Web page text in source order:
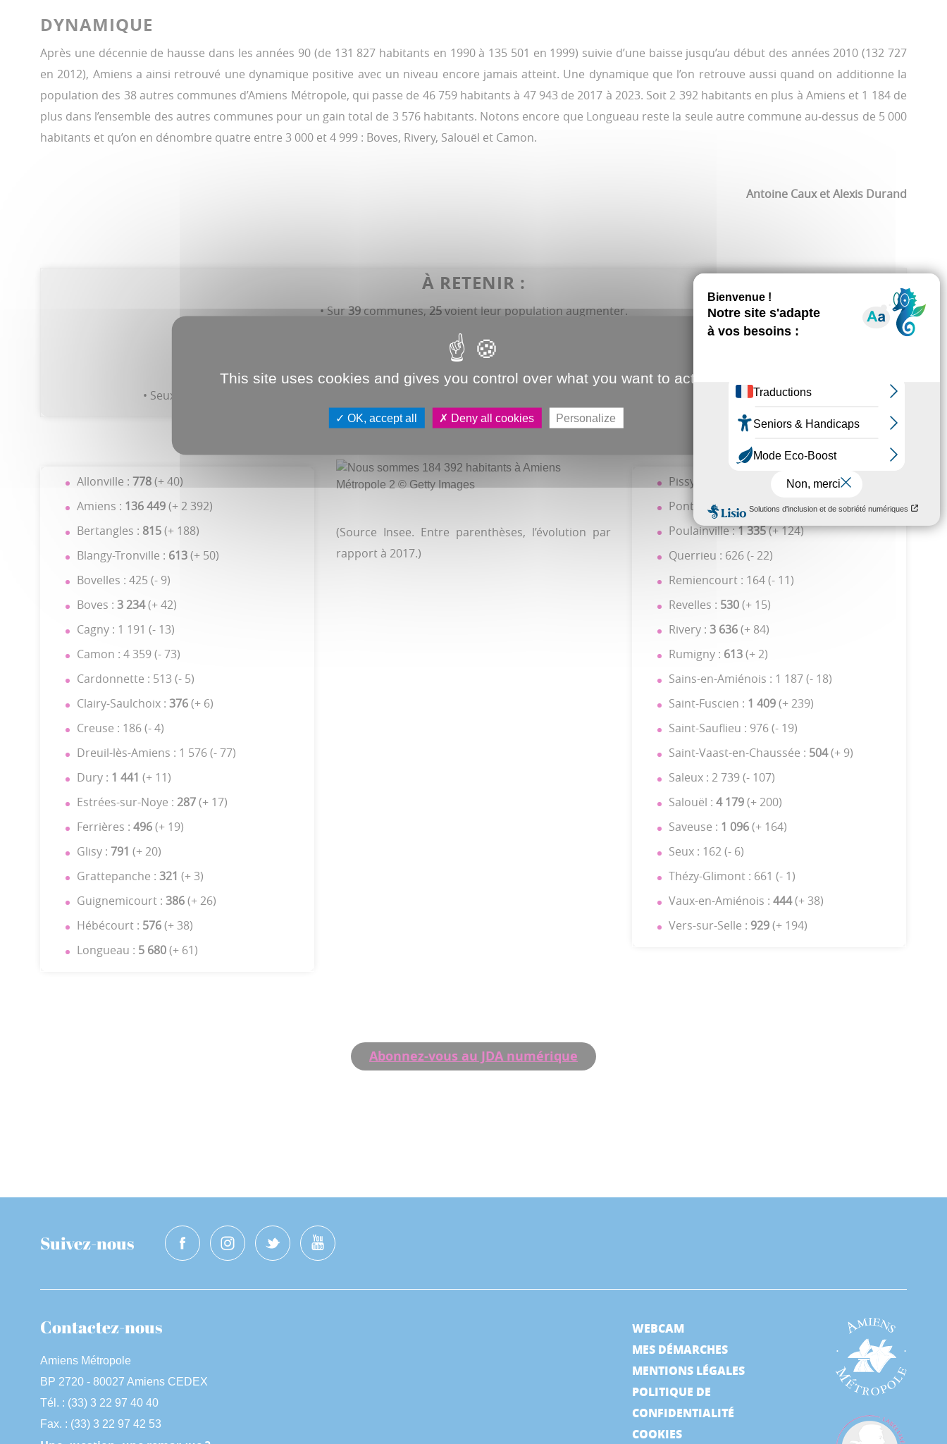
DYNAMIQUE
Après une décennie de hausse dans les années 90 (de 131 827 habitants en 1990 à 135 501 en 1999) suivie d’une baisse jusqu’au début des années 2010 (132 727
en 2012), Amiens a ainsi retrouvé une dynamique positive avec un niveau encore jamais atteint. Une dynamique que l’on retrouve aussi quand on additionne la
population des 38 autres communes d’Amiens Métropole, qui passe de 46 759 habitants à 47 943 de 2017 à 2023. Soit 2 392 habitants en plus à Amiens et 1 184 de
plus dans l’ensemble des autres communes pour un gain total de 3 576 habitants. Notons encore que Longueau reste la seule autre commune au-dessus de 5 000
habitants et qu’on en dénombre quatre entre 3 000 et 4 999 : Boves, Rivery, Salouël et Camon.
Antoine Caux et Alexis Durand
À RETENIR :
• Sur39communes,25voient leur population augmenter.
de la population d’Amiens Métropole. Soit près de trois habitants sur quatre.
• Plus forte augmentation pour Saint-Fuscien : de
• Saveuse passe la barre des 1 000, Salouël celle des4 000.
• Seux est la commune la moins peuplée d’Amiens Métropole avec
habitants. Soit deux de moins qu’à Remiencourt (164).
Allonville : 778(+ 40)
Amiens : 136 449(+ 2 392)
Bertangles : 815(+ 188)
Blangy-Tronville : 613(+ 50)
Bovelles : 425 (- 9)
Boves : 3 234(+ 42)
Cagny : 1 191 (- 13)
Camon : 4 359 (- 73)
Cardonnette : 513 (- 5)
Clairy-Saulchoix : 376(+ 6)
Creuse : 186 (- 4)
Dreuil-lès-Amiens : 1 576 (- 77)
Dury : 1 441 (+ 11)
Estrées-sur-Noye : 287(+ 17)
Ferrières : 496(+ 19)
Glisy : 791 (+ 20)
Grattepanche : 321 (+ 3)
Guignemicourt : 386(+ 26)
Hébécourt : 576(+ 38)
Longueau : 5 680(+ 61)
(Source Insee. Entre parenthèses, l’évolution par
rapport à 2017.)
Pissy :
Pont-de-Metz : 2 425 (- 42)
Poulainville :1 335(+ 124)
Querrieu : 626 (- 22)
Remiencourt : 164 (- 11)
Revelles : 530(+ 15)
Rivery : 3 636(+ 84)
Rumigny : 613(+ 2)
Sains-en-Amiénois : 1 187 (- 18)
Saint-Fuscien : 1 409(+ 239)
Saint-Sauflieu : 976 (- 19)
Saint-Vaast-en-Chaussée : 504(+ 9)
Saleux : 2 739 (- 107)
Salouël : 4 179(+ 200)
Saveuse : 1 096(+ 164)
Seux : 162 (- 6)
Thézy-Glimont : 661 (- 1)
Vaux-en-Amiénois : 444(+ 38)
Vers-sur-Selle : 929(+ 194)
Abonnez-vous au JDA numérique
Suivez-nous
Contactez-nous
Amiens Métropole
BP 2720 - 80027 Amiens CEDEX
Tél. : (33) 3 22 97 40 40
Fax. : (33) 3 22 97 42 53
WEBCAM
MES DÉMARCHES
MENTIONS LÉGALES
POLITIQUE DE
CONFIDENTIALITÉ
COOKIES
This site uses cookies and gives you control over what you want to activate
OK, accept all Deny all cookies Personalize